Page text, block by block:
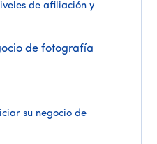
de afiliación y
de fotografía
su negocio de